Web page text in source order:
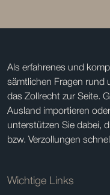
Als erfahrenes und
sämtlichen Fragen rund
das Zollrecht zur Seite.
Ausland importieren
unterstützen Sie dabei,
bzw. Verzollungen
Wichtige Links